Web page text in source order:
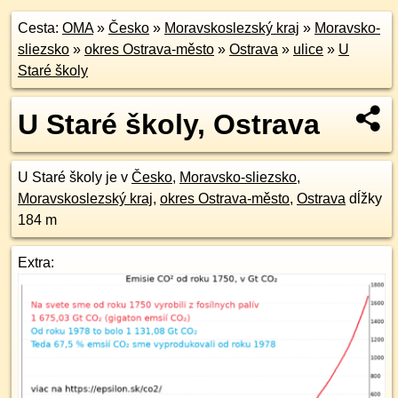
Cesta: OMA» Česko » Moravskoslezský kraj » Moravsko-
sliezsko » okres Ostrava-město » Ostrava » ulice » U
Staré školy
U Staré školy, Ostrava
U Staré školy je v Česko, Moravsko-sliezsko,
Moravskoslezský kraj, okres Ostrava-město, Ostrava dĺžky
184 m
Extra: